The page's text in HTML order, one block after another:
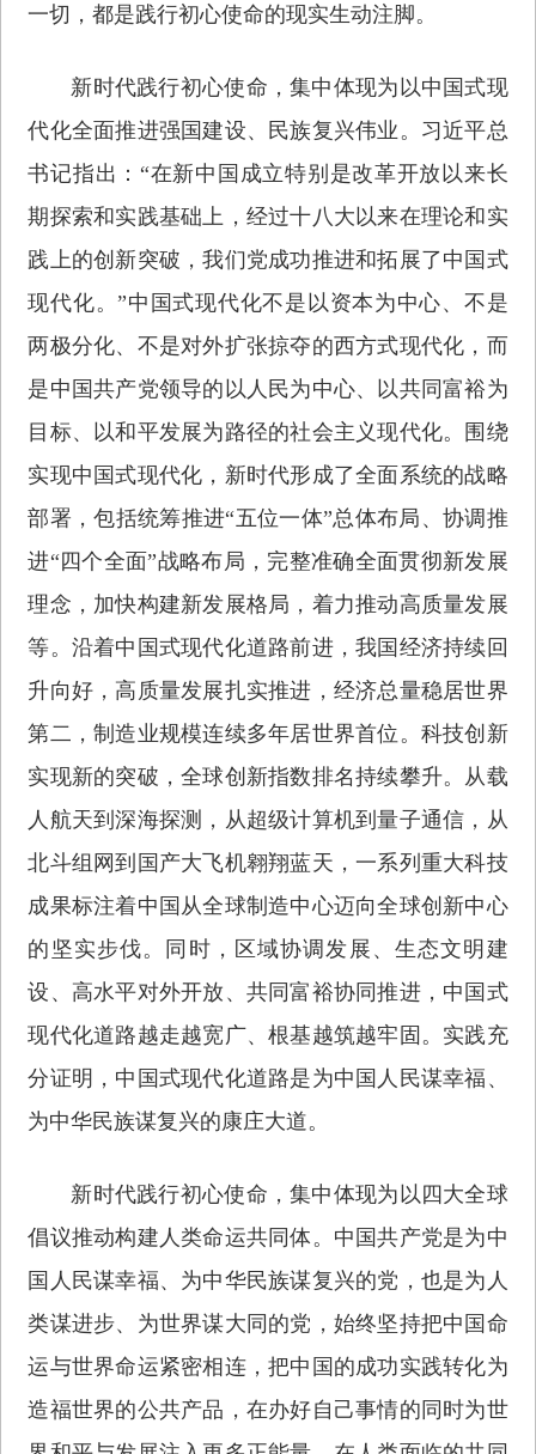
一切，都是践行初心使命的现实生动注脚。
新时代践行初心使命，集中体现为以中国式现
代化全面推进强国建设、民族复兴伟业。习近平总
书记指出：“在新中国成立特别是改革开放以来长
期探索和实践基础上，经过十八大以来在理论和实
践上的创新突破，我们党成功推进和拓展了中国式
现代化。”中国式现代化不是以资本为中心、不是
两极分化、不是对外扩张掠夺的西方式现代化，而
是中国共产党领导的以人民为中心、以共同富裕为
目标、以和平发展为路径的社会主义现代化。围绕
实现中国式现代化，新时代形成了全面系统的战略
部署，包括统筹推进“五位一体”总体布局、协调推
进“四个全面”战略布局，完整准确全面贯彻新发展
理念，加快构建新发展格局，着力推动高质量发展
等。沿着中国式现代化道路前进，我国经济持续回
升向好，高质量发展扎实推进，经济总量稳居世界
第二，制造业规模连续多年居世界首位。科技创新
实现新的突破，全球创新指数排名持续攀升。从载
人航天到深海探测，从超级计算机到量子通信，从
北斗组网到国产大飞机翱翔蓝天，一系列重大科技
成果标注着中国从全球制造中心迈向全球创新中心
的坚实步伐。同时，区域协调发展、生态文明建
设、高水平对外开放、共同富裕协同推进，中国式
现代化道路越走越宽广、根基越筑越牢固。实践充
分证明，中国式现代化道路是为中国人民谋幸福、
为中华民族谋复兴的康庄大道。
新时代践行初心使命，集中体现为以四大全球
倡议推动构建人类命运共同体。中国共产党是为中
国人民谋幸福、为中华民族谋复兴的党，也是为人
类谋进步、为世界谋大同的党，始终坚持把中国命
运与世界命运紧密相连，把中国的成功实践转化为
造福世界的公共产品，在办好自己事情的同时为世